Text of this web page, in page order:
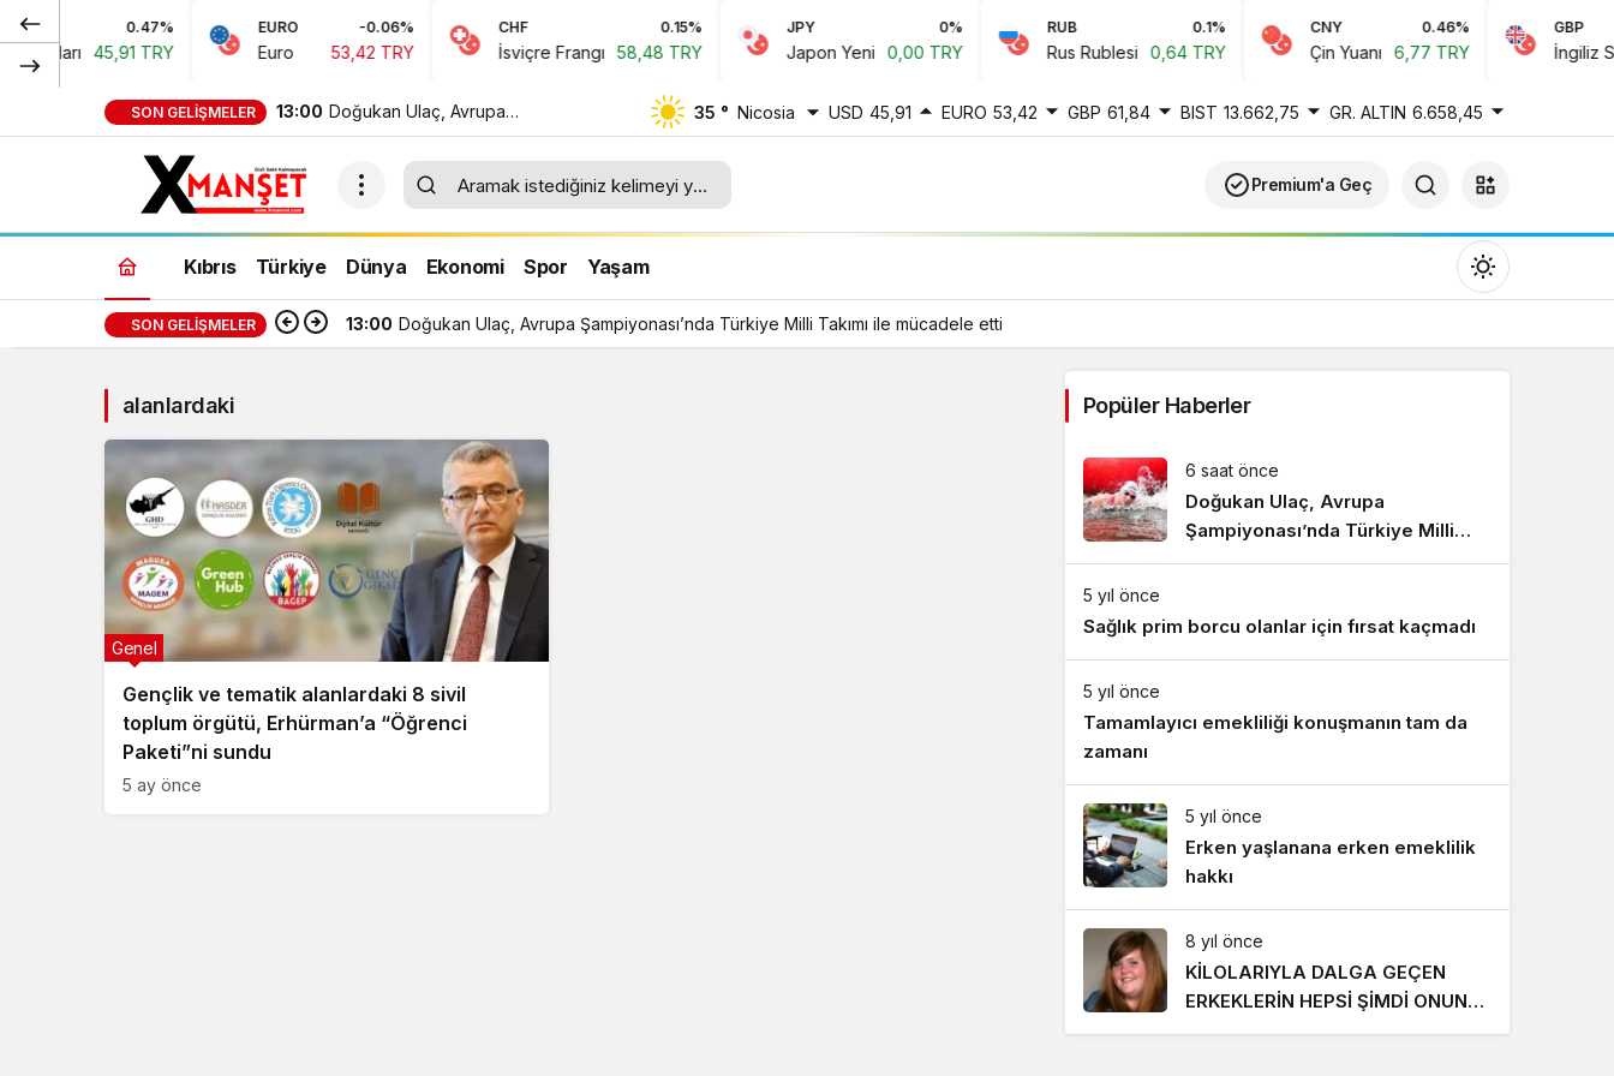
0.47%
45,91 TRY
EURO -0.06%
Euro 53,42 TRY
CHF 0.15%
İsviçre Frangı 58,48 TRY
JPY
Japon Yeni 0,00 TRY
RUB 0.1%
Rus Rublesi 0,64 TRY
CNY 0.46%
Çin Yuanı 6,77 TRY
GBP
İngiliz
SON GELIŞMELER 13:00 Doğukan Ulaç, Avrupa
Şampiyonası’nda Türkiye Milli
Takımı ile mücadele etti
35 ° Nicosia USD 45,91 EURO 53,42 GBP 61,84 BIST 13.662,75 GR. ALTIN 6.658,45
Premium'a Geç
Kıbrıs Türkiye Dünya Ekonomi Spor Yaşam
Gündüz modunu seçin.
SON GELIŞMELER 13:00 Doğukan Ulaç, Avrupa Şampiyonası’nda Türkiye Milli Takımı ile mücadele etti
alanlardaki
Gençlik ve tematik alanlardaki 8 sivil
toplum örgütü, Erhürman’a “Öğrenci
Paketi”ni sundu
Genel
5 ay önce
Popüler Haberler
6 saat önce
Doğukan Ulaç, Avrupa
Şampiyonası’nda Türkiye Milli
Takımı ile mücadele etti
5 yıl önce
Sağlık prim borcu olanlar için fırsat kaçmadı
5 yıl önce
Tamamlayıcı emekliliği konuşmanın tam da
zamanı
5 yıl önce
Erken yaşlanana erken emeklilik
hakkı
8 yıl önce
KİLOLARIYLA DALGA GEÇEN
ERKEKLERİN HEPSİ ŞİMDİ ONUN
PEŞİNDE! SON HALİ İNANILMAZ